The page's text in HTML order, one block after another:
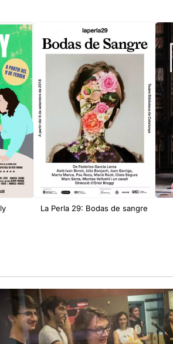
La Perla 29: Bodas de sangre